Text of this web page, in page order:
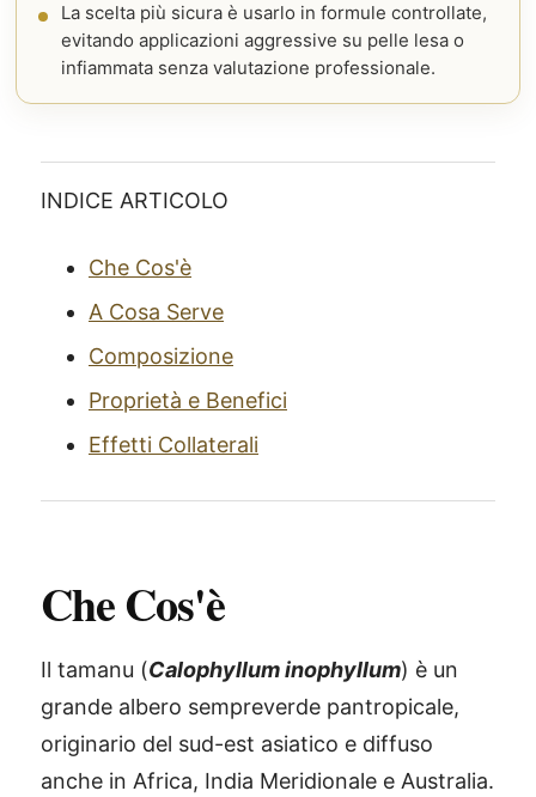
La scelta più sicura è usarlo in formule controllate,
evitando applicazioni aggressive su pelle lesa o
infiammata senza valutazione professionale.
INDICE ARTICOLO
Che Cos'è
A Cosa Serve
Composizione
Proprietà e Benefici
Effetti Collaterali
Che Cos'è
Il tamanu (Calophyllum inophyllum) è un
grande albero sempreverde pantropicale,
originario del sud-est asiatico e diffuso
anche in Africa, India Meridionale e Australia.